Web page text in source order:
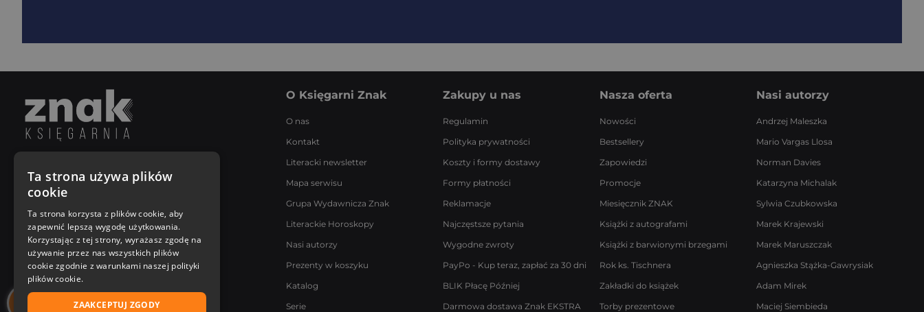
Poniedziałek - Piątek
8:00 - 18:00
[email protected]
Bądź z nami na bieżąco
O Księgarni Znak
O nas
Kontakt
Literacki newsletter
Mapa serwisu
Grupa Wydawnicza Znak
Literackie Horoskopy
Nasi autorzy
Prezenty w koszyku
Katalog
Serie
Zakupy u nas
Regulamin
Polityka prywatności
Koszty i formy dostawy
Formy płatności
Reklamacje
Najczęstsze pytania
Wygodne zwroty
PayPo - Kup teraz, zapłać za 30 dni
BLIK Płacę Później
Darmowa dostawa Znak EKSTRA
Nasza oferta
Nowości
Bestsellery
Zapowiedzi
Promocje
Miesięcznik ZNAK
Książki z autografami
Książki z barwionymi brzegami
Rok ks. Tischnera
Zakładki do książek
Torby prezentowe
Nasi autorzy
Andrzej Maleszka
Mario Vargas Llosa
Norman Davies
Katarzyna Michalak
Sylwia Czubkowska
Marek Krajewski
Marek Maruszczak
Agnieszka Stążka-Gawrysiak
Adam Mirek
Maciej Siembieda
Ta strona używa plików
cookie
Ta strona korzysta z plików cookie, aby
zapewnić lepszą wygodę użytkowania.
Korzystając z tej strony, wyrażasz zgodę na
używanie przez nas wszystkich plików
cookie zgodnie z warunkami naszej polityki
plików cookie.
ZAAKCEPTUJ ZGODY